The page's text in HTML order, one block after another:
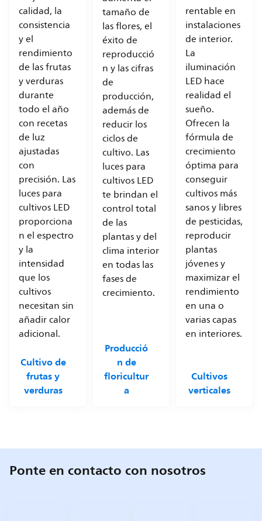
calidad, la
consistencia
y el
rendimiento
de las frutas
y verduras
durante
todo el año
con recetas
de luz
ajustadas
con
precisión. Las
luces para
cultivos LED
proporciona
n el espectro
y la
intensidad
que los
cultivos
necesitan sin
añadir calor
adicional.
Cultivo de
frutas y
verduras
tamaño de
las flores, el
éxito de
reproducció
n y las cifras
de
producción,
además de
reducir los
ciclos de
cultivo. Las
luces para
cultivos LED
te brindan el
control total
de las
plantas y del
clima interior
en todas las
fases de
crecimiento.
Producció
n de
floricultur
a
rentable en
instalaciones
de interior.
La
iluminación
LED hace
realidad el
sueño.
Ofrecen la
fórmula de
crecimiento
óptima para
conseguir
cultivos más
sanos y libres
de pesticidas,
reproducir
plantas
jóvenes y
maximizar el
rendimiento
en una o
varias capas
en interiores.
Cultivos
verticales
Ponte en contacto con nosotros